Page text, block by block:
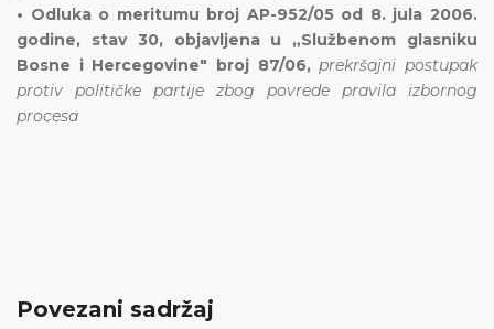
• Odluka o meritumu broj AP-952/05 od 8. jula 2006.
godine, stav 30, objavljena u „Službenom glasniku
Bosne i Hercegovine" broj 87/06,prekršajni postupak
protiv političke partije zbog povrede pravila izbornog
procesa
Povezani sadržaj